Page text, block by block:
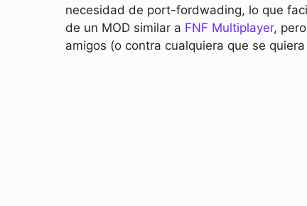
necesidad de port-fordwading, lo que
de un MOD similar a FNF Multiplayer,
amigos (o contra cualquiera que se